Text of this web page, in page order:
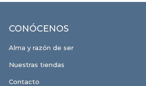
CONÓCENOS
Alma y razón de ser
Nuestras tiendas
Contacto